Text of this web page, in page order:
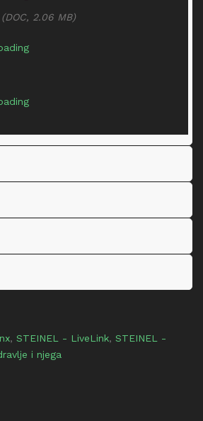
2.06 MB)
, STEINEL - LiveLink, STEINEL -
i njega